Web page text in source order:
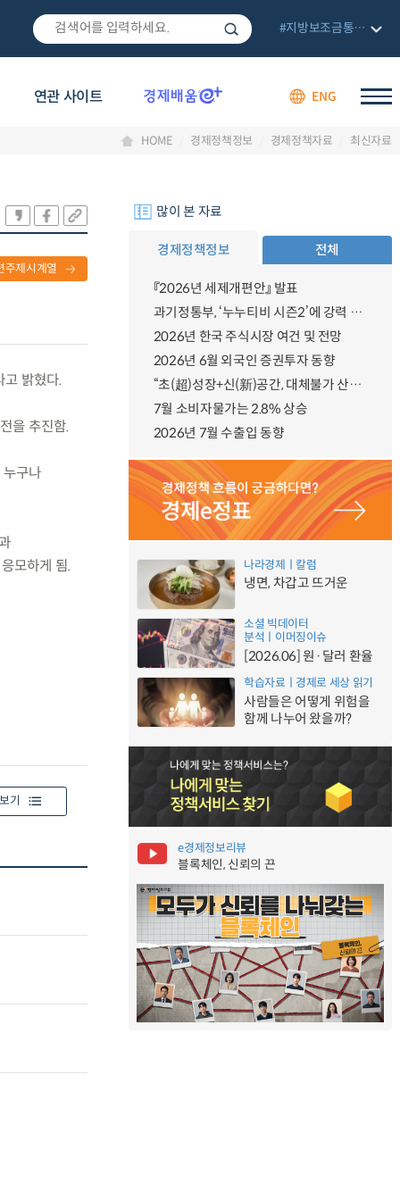
연관 사이트 ENG
#지방보조금통합관리망
HOME 경제정책정보 경제정책자료 최신자료
주제시계열
밝혔다.
을 추진함.
구나
모하게 됨.
기
많이 본 자료
경제정책정보 전체
『2026년 세제개편안』 발표
과기정통부, ‘누누티비 시즌2’에 강력 대응 의지 밝혀
2026년 한국 주식시장 여건 및 전망
2026년 6월 외국인 증권투자 동향
“초(超)성장+신(新)공간, 대체불가 산업강국”
7월 소비자물가는 2.8% 상승
2026년 7월 수출입 동향
나라경제ㅣ칼럼
냉면, 차갑고 뜨거운
소셜 빅데이터
분석ㅣ이머징이슈
[2026.06] 원·달러 환율
학습자료ㅣ경제로 세상 읽기
사람들은 어떻게 위험을
함께 나누어 왔을까?
e경제정보리뷰
블록체인, 신뢰의 끈